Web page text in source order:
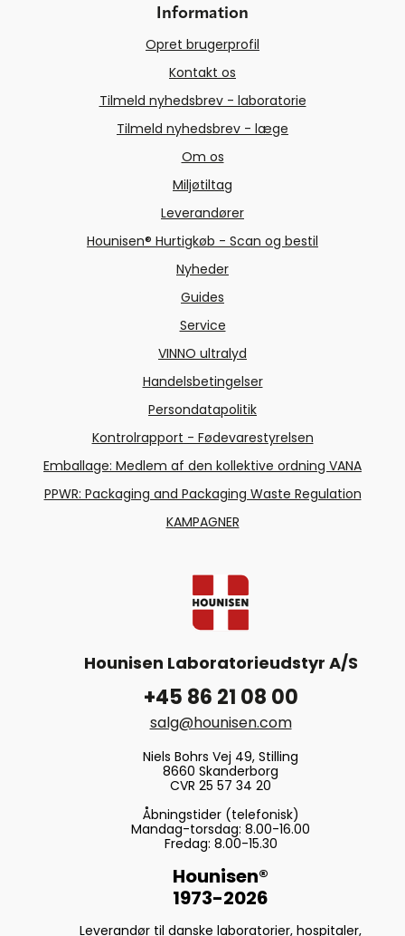
Information
Opret brugerprofil
Kontakt os
Tilmeld nyhedsbrev - laboratorie
Tilmeld nyhedsbrev - læge
Om os
Miljøtiltag
Leverandører
Hounisen® Hurtigkøb - Scan og bestil
Nyheder
Guides
Service
VINNO ultralyd
Handelsbetingelser
Persondatapolitik
Kontrolrapport - Fødevarestyrelsen
Emballage: Medlem af den kollektive ordning VANA
PPWR: Packaging and Packaging Waste Regulation
KAMPAGNER
Hounisen Laboratorieudstyr A/S
+45 86 21 08 00
salg@hounisen.com
Niels Bohrs Vej 49, Stilling
8660 Skanderborg
CVR 25 57 34 20
Åbningstider (telefonisk)
Mandag-torsdag: 8.00-16.00
Fredag: 8.00-15.30
Hounisen®
1973-2026
Leverandør til danske laboratorier, hospitaler,